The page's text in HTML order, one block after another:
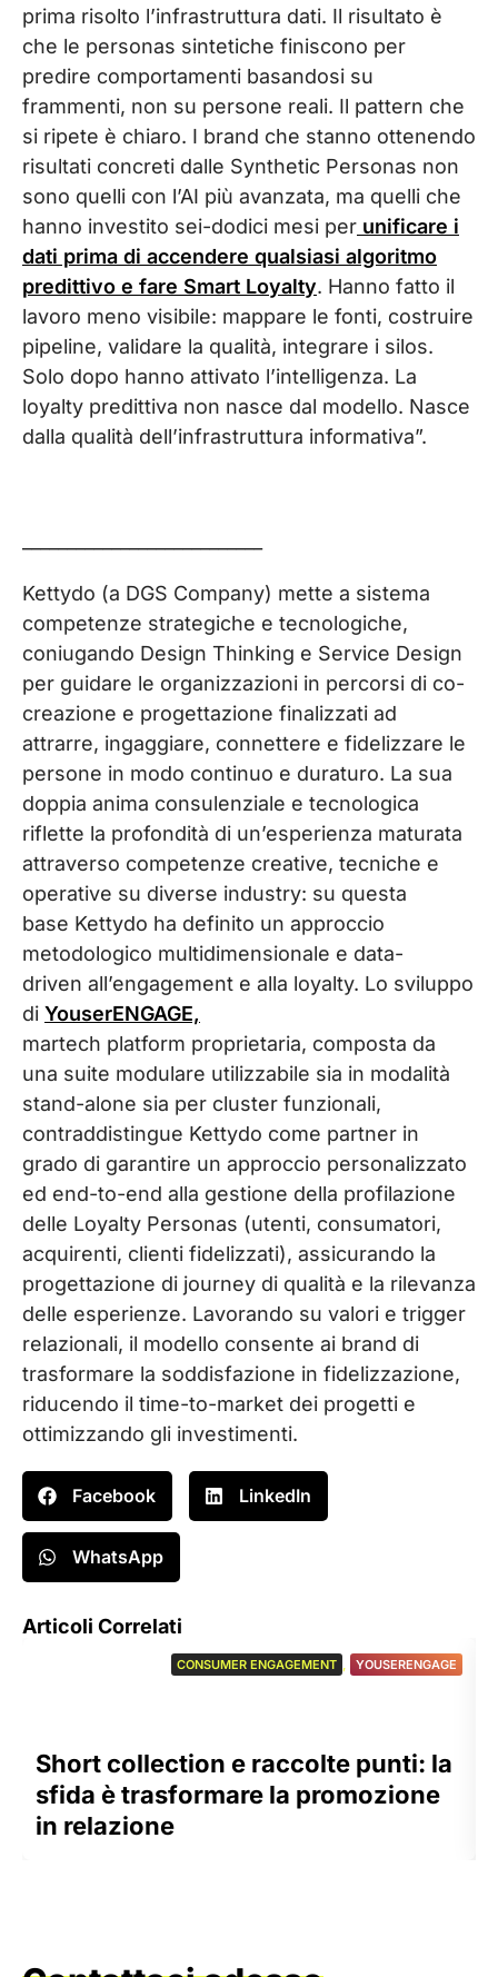
prima risolto l’infrastruttura dati. Il risultato è
che le personas sintetiche finiscono per
predire comportamenti basandosi su
frammenti, non su persone reali. Il pattern che
si ripete è chiaro. I brand che stanno ottenendo
risultati concreti dalle Synthetic Personas non
sono quelli con l’AI più avanzata, ma quelli che
hanno investito sei-dodici mesi per unificare i
dati prima di accendere qualsiasi algoritmo
predittivo e fare Smart Loyalty. Hanno fatto il
lavoro meno visibile: mappare le fonti, costruire
pipeline, validare la qualità, integrare i silos.
Solo dopo hanno attivato l’intelligenza. La
loyalty predittiva non nasce dal modello. Nasce
dalla qualità dell’infrastruttura informativa”.
Kettydo (a DGS Company) mette a sistema
competenze strategiche e tecnologiche,
coniugando Design Thinking e Service Design
per guidare le organizzazioni in percorsi di co-
creazione e progettazione finalizzati ad
attrarre, ingaggiare, connettere e fidelizzare le
persone in modo continuo e duraturo. La sua
doppia anima consulenziale e tecnologica
riflette la profondità di un’esperienza maturata
attraverso competenze creative, tecniche e
operative su diverse industry: su questa
base Kettydo ha definito un approccio
metodologico multidimensionale e data-
driven all’engagement e alla loyalty. Lo sviluppo
di YouserENGAGE,
martech platform proprietaria, composta da
una suite modulare utilizzabile sia in modalità
stand-alone sia per cluster funzionali,
contraddistingue Kettydo come partner in
grado di garantire un approccio personalizzato
ed end-to-end alla gestione della profilazione
delle Loyalty Personas (utenti, consumatori,
acquirenti, clienti fidelizzati), assicurando la
progettazione di journey di qualità e la rilevanza
delle esperienze. Lavorando su valori e trigger
relazionali, il modello consente ai brand di
trasformare la soddisfazione in fidelizzazione,
riducendo il time-to-market dei progetti e
ottimizzando gli investimenti.
Facebook LinkedIn
WhatsApp
Articoli Correlati
Short collection e raccolte punti: la
sfida è trasformare la promozione
in relazione
CONSUMER ENGAGEMENT YOUSERENGAGE